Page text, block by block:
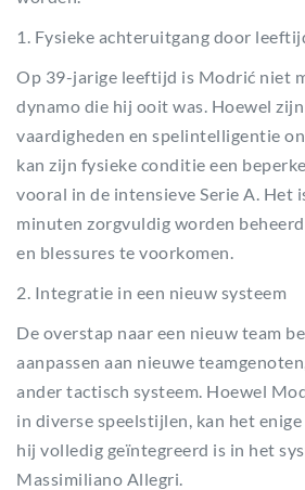
1. Fysieke achteruitgang door
Op 39-jarige leeftijd is Modrić niet
dynamo die hij ooit was. Hoewel
vaardigheden en spelintelligentie
kan zijn fysieke conditie een
vooral in de intensieve Serie A. Het
minuten zorgvuldig worden
en blessures te voorkomen.
2. Integratie in een nieuw systeem
De overstap naar een nieuw team
aanpassen aan nieuwe
ander tactisch systeem. Hoewel
in diverse speelstijlen, kan het
hij volledig geïntegreerd is in het
Massimiliano Allegri.